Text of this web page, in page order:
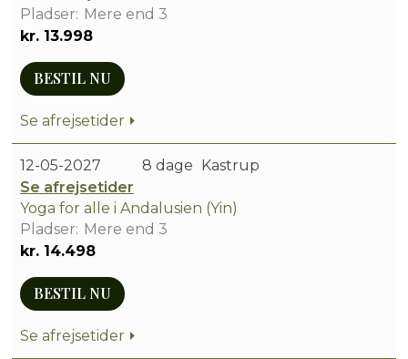
Mere end 3
kr. 13.998
BESTIL NU
Se afrejsetider
12-05-2027
Se afrejsetider
8 dage Kastrup
Yoga for alle i Andalusien (Yin)
Mere end 3
kr. 14.498
BESTIL NU
Se afrejsetider